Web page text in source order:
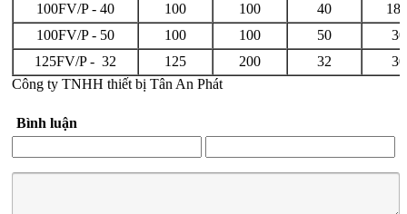
100FV/P - 40
100 100 40
100FV/P - 50
100 100 50
30
125FV/P - 32
125 200 32
30
Công ty TNHH thiết bị Tân An Phát
Bình luận